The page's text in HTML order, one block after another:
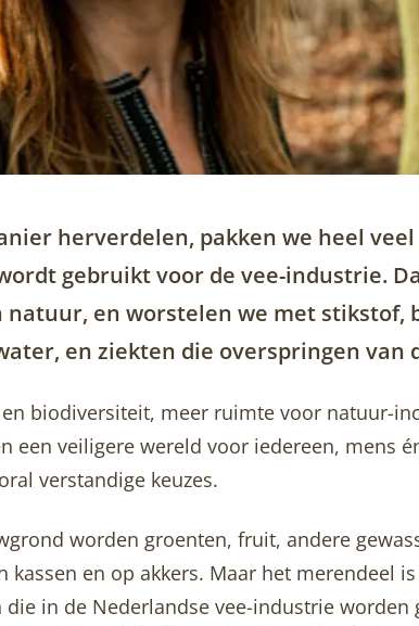
herverdelen, pakken we heel
gebruikt voor de vee-industrie.
en worstelen we met stikstof,
en ziekten die overspringen van
biodiversiteit, meer ruimte voor natuur-
een veiligere wereld voor iedereen, mens
verstandige keuzes.
worden groenten, fruit, andere
en op akkers. Maar het merendeel
in de Nederlandse vee-industrie worden